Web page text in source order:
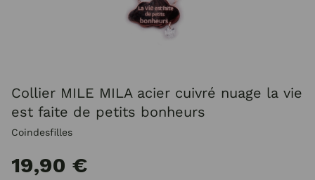
Collier MILE MILA acier cuivré nuage la vie
est faite de petits bonheurs
Coindesfilles
19,90 €